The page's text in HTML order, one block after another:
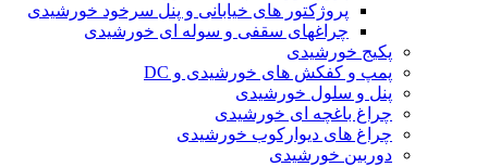
پروژکتور های خیابانی و پنل سرخود خورشیدی
چراغهای سقفی و سوله ای خورشیدی
پکیج خورشیدی
پمپ و کفکش های خورشیدی و DC
پنل و سلول خورشیدی
چراغ باغچه ای خورشیدی
چراغ های دیوارکوب خورشیدی
دوربین خورشیدی